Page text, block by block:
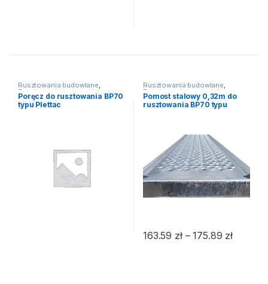
Rusztowania budowlane,
Rusztowania ramowe /
fasadowe,Rusztowanie BP 70
(Plettac)
Poręcz do rusztowania BP70
typu Plettac
Rusztowania budowlane,
Rusztowania ramowe /
fasadowe,Rusztowanie BP 70
(Plettac)
Pomost stalowy 0,32m do
rusztowania BP70 typu
163.59 zł – 175.89 złZakres